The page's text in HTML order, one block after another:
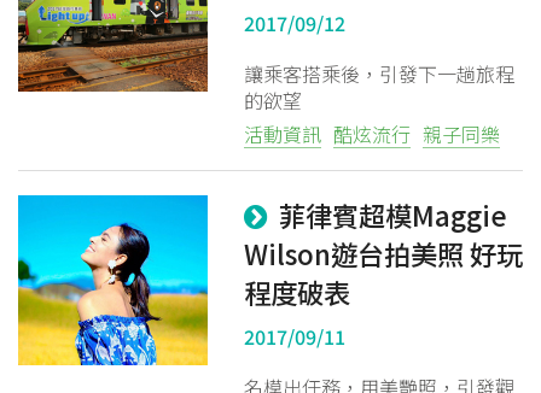
2017/09/12
讓乘客搭乘後，引發下一趟旅程
的欲望
活動資訊 酷炫流行 親子同樂
菲律賓超模Maggie
Wilson遊台拍美照 好玩
程度破表
2017/09/11
名模出任務，用美艷照，引發觀